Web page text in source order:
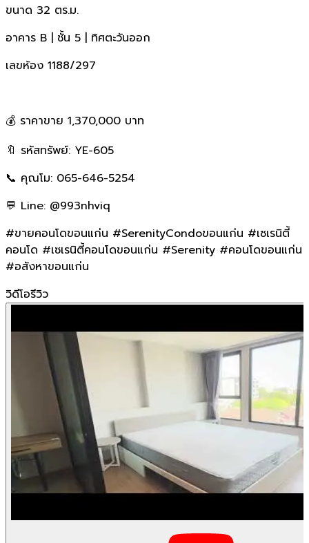
ขนาด 32 ตร.ม.
อาคาร B | ชั้น 5 | ทิศตะวันออก
เลขห้อง 1188/297
💰 ราคาขาย 1,370,000 บาท
🔖 รหัสทรัพย์: YE-605
📞 คุณโม: 065-646-5254
💬 Line: @993nhviq
#ขายคอนโดขอนแก่น #SerenityCondoขอนแก่น #เซเรนิตี้
คอนโด #เซเรนิตี้คอนโดขอนแก่น #Serenity #คอนโดขอนแก่น
#อสังหาขอนแก่น
วิดีโอรีวิว